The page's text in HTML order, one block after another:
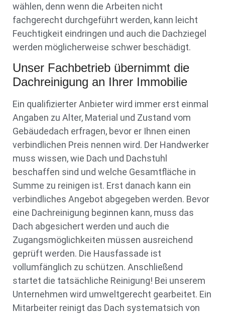
wählen, denn wenn die Arbeiten nicht
fachgerecht durchgeführt werden, kann leicht
Feuchtigkeit eindringen und auch die Dachziegel
werden möglicherweise schwer beschädigt.
Unser Fachbetrieb übernimmt die
Dachreinigung an Ihrer Immobilie
Ein qualifizierter Anbieter wird immer erst einmal
Angaben zu Alter, Material und Zustand vom
Gebäudedach erfragen, bevor er Ihnen einen
verbindlichen Preis nennen wird. Der Handwerker
muss wissen, wie Dach und Dachstuhl
beschaffen sind und welche Gesamtfläche in
Summe zu reinigen ist. Erst danach kann ein
verbindliches Angebot abgegeben werden. Bevor
eine Dachreinigung beginnen kann, muss das
Dach abgesichert werden und auch die
Zugangsmöglichkeiten müssen ausreichend
geprüft werden. Die Hausfassade ist
vollumfänglich zu schützen. Anschließend
startet die tatsächliche Reinigung! Bei unserem
Unternehmen wird umweltgerecht gearbeitet. Ein
Mitarbeiter reinigt das Dach systematsich von